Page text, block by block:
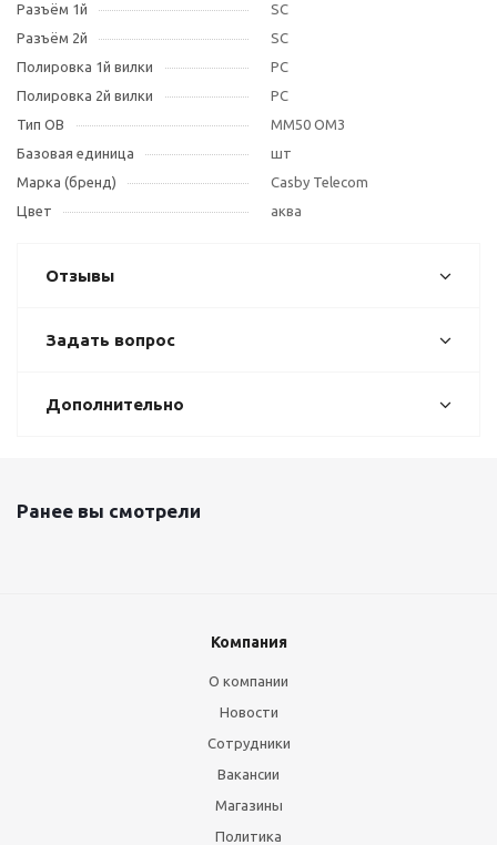
Разъём 1й
SC
Разъём 2й
SC
Полировка 1й вилки
PC
Полировка 2й вилки
PC
Тип OB
MM50 OM3
Базовая единица
шт
Марка (бренд)
Casby Telecom
Цвет
аква
Отзывы
Задать вопрос
Дополнительно
Ранее вы смотрели
Компания
О компании
Новости
Сотрудники
Вакансии
Магазины
Политика